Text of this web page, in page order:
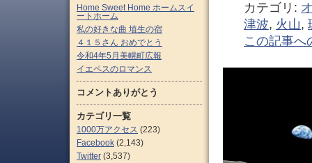
カテゴリ:
津波, 火山,
この記事へ
Home Sweet Home ホームスイ
ートホーム
私の好きな曲 埴生の宿
４１５さん おめでとう
令和4年5月美幌町広報
イエペスのロマンス
コメントありがとう
カテゴリ一覧
1000万アクセス (223)
Facebook (2,143)
Twitter (3,537)